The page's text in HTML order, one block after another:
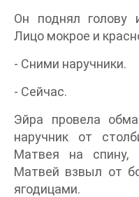
Он поднял голову
Лицо мокрое и
- Сними наручники.
- Сейчас.
Эйра провела
наручник от
Матвея на спину,
Матвей взвыл от
ягодицами.